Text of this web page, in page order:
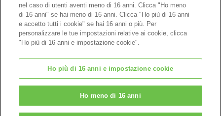
© EPOCH
Change Region
nel caso di utenti aventi meno di 16 anni. Clicca "Ho meno
di 16 anni" se hai meno di 16 anni. Clicca "Ho più di 16 anni
e accetto tutti i cookie" se hai 16 anni o più. Per
personalizzare le tue impostazioni relative ai cookie, clicca
"Ho più di 16 anni e impostazione cookie".
Ho più di 16 anni e impostazione cookie
Ho meno di 16 anni